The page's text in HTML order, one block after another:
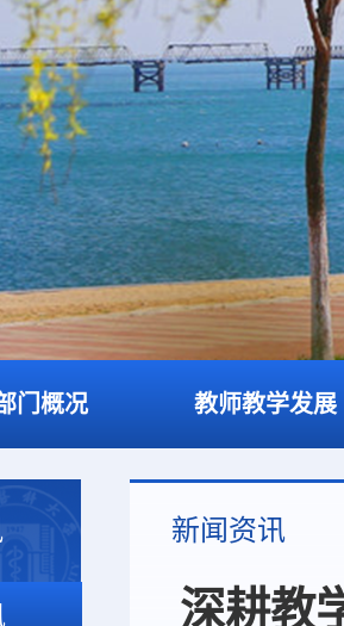
门概况 教师教学发展
新闻资讯
深耕教